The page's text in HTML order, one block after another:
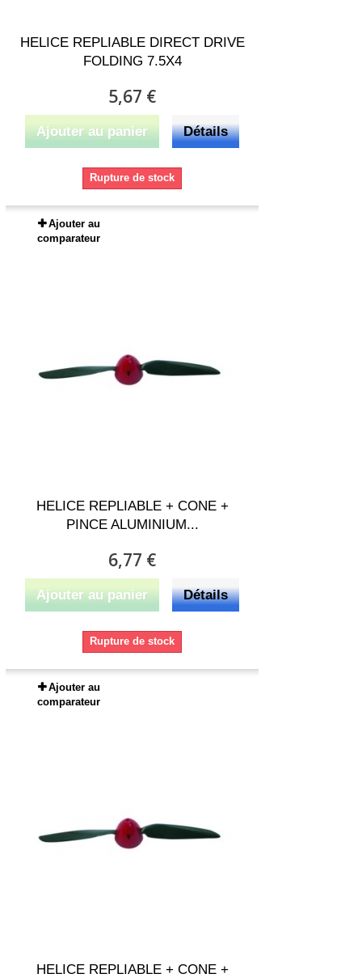
HELICE REPLIABLE DIRECT DRIVE
FOLDING 7.5X4
5,67 €
Ajouter au panier Détails
Rupture de stock
Ajouter au
comparateur
HELICE REPLIABLE + CONE +
PINCE ALUMINIUM...
6,77 €
Ajouter au panier Détails
Rupture de stock
Ajouter au
comparateur
HELICE REPLIABLE + CONE +